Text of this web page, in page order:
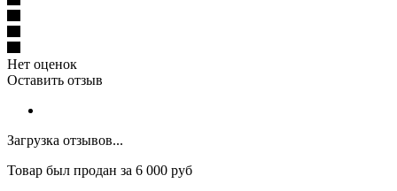
Нет оценок
Оставить отзыв
Загрузка отзывов...
Товар был продан за 6 000 руб